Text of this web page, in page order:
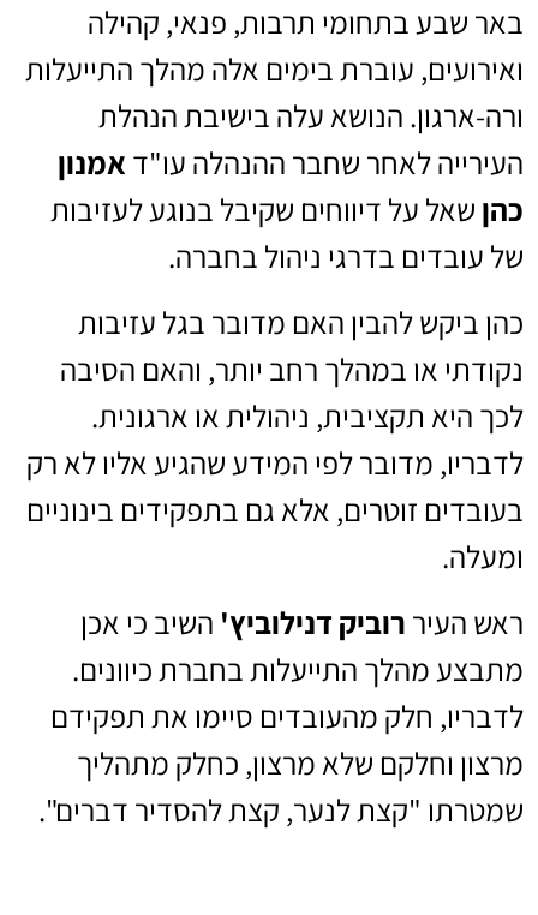
באר שבע בתחומי תרבות, פנאי, קהילה
ואירועים, עוברת בימים אלה מהלך התייעלות
ורה-ארגון. הנושא עלה בישיבת הנהלת
העירייה לאחר שחבר ההנהלה עו"ד אמנון
כהן שאל על דיווחים שקיבל בנוגע לעזיבות
של עובדים בדרגי ניהול בחברה.
כהן ביקש להבין האם מדובר בגל עזיבות
נקודתי או במהלך רחב יותר, והאם הסיבה
לכך היא תקציבית, ניהולית או ארגונית.
לדבריו, מדובר לפי המידע שהגיע אליו לא רק
בעובדים זוטרים, אלא גם בתפקידים בינוניים
ומעלה.
ראש העיר רוביק דנילוביץ' השיב כי אכן
מתבצע מהלך התייעלות בחברת כיוונים.
לדבריו, חלק מהעובדים סיימו את תפקידם
מרצון וחלקם שלא מרצון, כחלק מתהליך
שמטרתו "קצת לנער, קצת להסדיר דברים".